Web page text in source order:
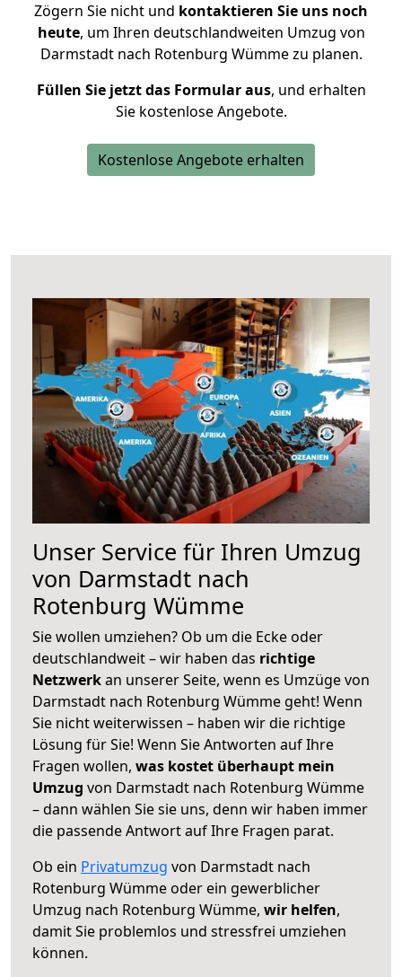
Zögern Sie nicht und kontaktieren Sie uns noch
heute, um Ihren deutschlandweiten Umzug von
Darmstadt nach Rotenburg Wümme zu planen.
Füllen Sie jetzt das Formular aus, und erhalten
Sie kostenlose Angebote.
Kostenlose Angebote erhalten
Unser Service für Ihren Umzug
von Darmstadt nach
Rotenburg Wümme
Sie wollen umziehen? Ob um die Ecke oder
deutschlandweit – wir haben das richtige
Netzwerkan unserer Seite, wenn es Umzüge von
Darmstadt nach Rotenburg Wümme geht! Wenn
Sie nicht weiterwissen – haben wir die richtige
Lösung für Sie! Wenn Sie Antworten auf Ihre
Fragen wollen, was kostet überhaupt mein
Umzug von Darmstadt nach Rotenburg Wümme
– dann wählen Sie sie uns, denn wir haben immer
die passende Antwort auf Ihre Fragen parat.
Ob ein Privatumzug von Darmstadt nach
Rotenburg Wümme oder ein gewerblicher
Umzug nach Rotenburg Wümme, wir helfen,
damit Sie problemlos und stressfrei umziehen
können.